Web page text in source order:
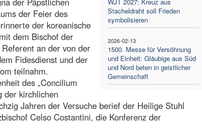
Stacheldraht soll Frieden
symbolisieren
2026-02-13
1500. Messe für Versöhnung
und Einheit: Gläubige aus Süd
und Nord beten in geistlicher
Gemeinschaft
der Feier des
der koreanische
dem Bischof der
an der von der
Fidesdienst und der
teilnahm.
des „Concilium
der kirchlichen
Jahren der Versuche berief der Heilige Stuhl
Celso Costantini, die Konferenz der